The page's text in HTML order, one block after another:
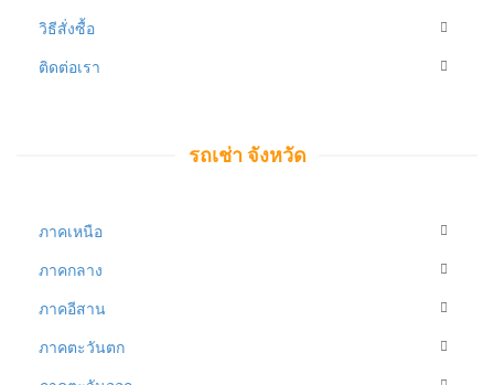
วิธีสั่งซื้อ
ติดต่อเรา
รถเช่า จังหวัด
ภาคเหนือ
ภาคกลาง
ภาคอีสาน
ภาคตะวันตก